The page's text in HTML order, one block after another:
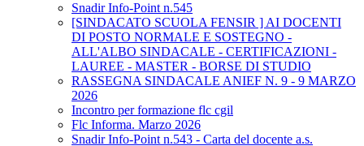
Snadir Info-Point n.545
[SINDACATO SCUOLA FENSIR ] AI DOCENTI
DI POSTO NORMALE E SOSTEGNO -
ALL'ALBO SINDACALE - CERTIFICAZIONI -
LAUREE - MASTER - BORSE DI STUDIO
RASSEGNA SINDACALE ANIEF N. 9 - 9 MARZO
2026
Incontro per formazione flc cgil
Flc Informa. Marzo 2026
Snadir Info-Point n.543 - Carta del docente a.s.